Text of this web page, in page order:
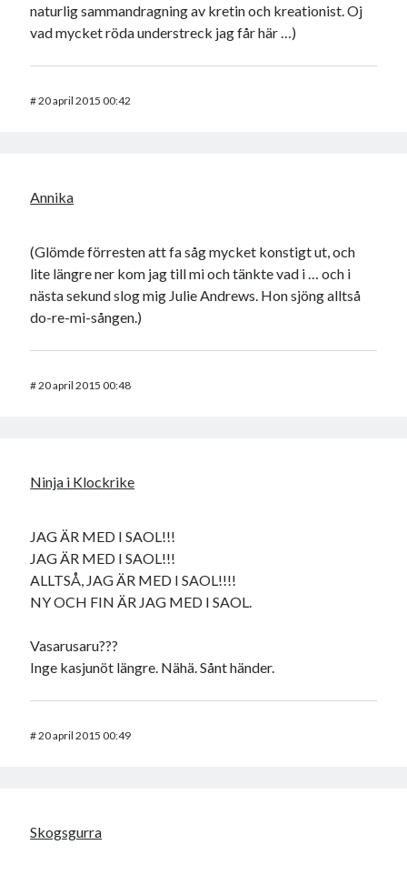
naturlig sammandragning av kretin och kreationist. Oj
vad mycket röda understreck jag får här …)
#20 april 2015 00:42
Annika
(Glömde förresten att fa såg mycket konstigt ut, och
lite längre ner kom jag till mi och tänkte vad i … och i
nästa sekund slog mig Julie Andrews. Hon sjöng alltså
do-re-mi-sången.)
#20 april 2015 00:48
Ninja i Klockrike
JAG ÄR MED I SAOL!!!
JAG ÄR MED I SAOL!!!
ALLTSÅ, JAG ÄR MED I SAOL!!!!
NY OCH FIN ÄR JAG MED I SAOL.
Vasarusaru???
Inge kasjunöt längre. Nähä. Sånt händer.
#20 april 2015 00:49
Skogsgurra